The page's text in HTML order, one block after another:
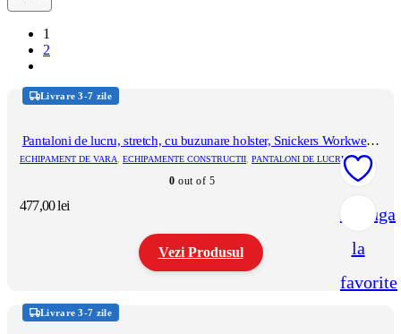
1
2
Adauga
la
favorite
Livrare 3-7 zile
Pantaloni de lucru, stretch, cu buzunare holster, Snickers Workwear,
AllroundWork, 6241, Black/Black
ECHIPAMENT DE VARA, ECHIPAMENTE CONSTRUCTII, PANTALONI DE LUCRU
0 out of 5
477,00lei
Vezi Produsul
produs
are
Livrare 3-7 zile